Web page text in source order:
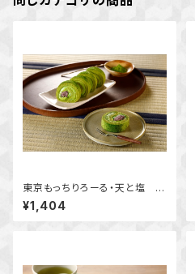
東京もっちりろーる・天と塩 抹
茶
¥1,404